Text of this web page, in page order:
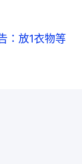
：放1衣物等